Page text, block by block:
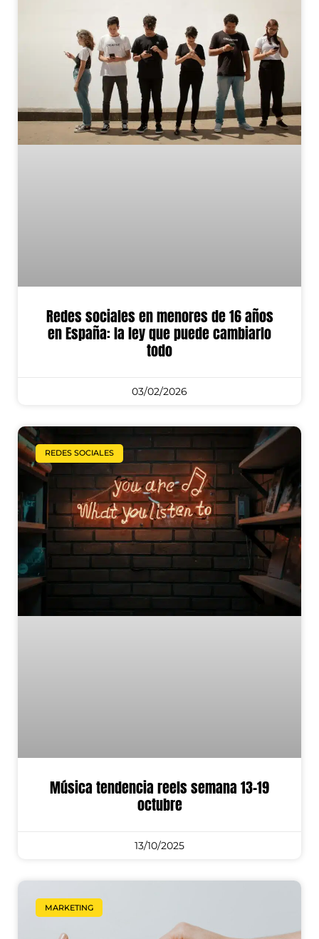
Redes sociales en menores de 16 años
en España: la ley que puede cambiarlo
todo
03/02/2026
REDES SOCIALES
Música tendencia reels semana 13-19
octubre
13/10/2025
MARKETING